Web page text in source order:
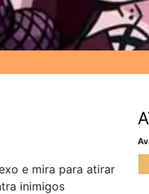
e mira para atirar
inimigos